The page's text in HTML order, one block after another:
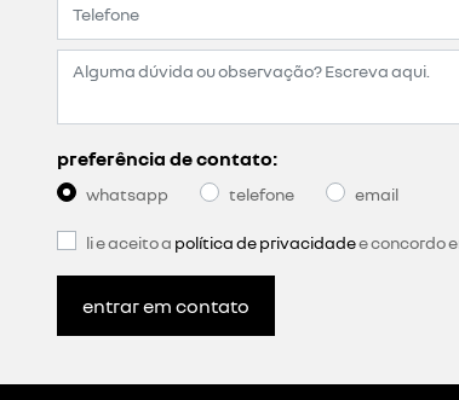
preferência de contato:
whatsapp telefone email
li e aceito a política de privacidadee concordo
entrar em contato